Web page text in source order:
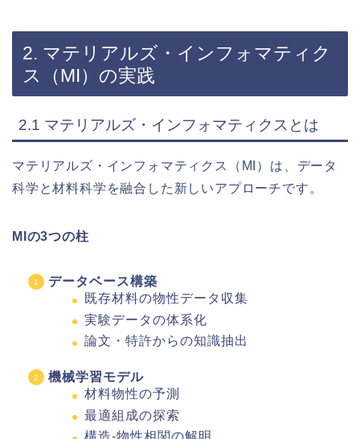
2. マテリアルズ・インフォマティク
ス（MI）の実践
2.1 マテリアルズ・インフォマティクスとは
マテリアルズ・インフォマティクス（MI）は、データ
科学と材料科学を融合した新しいアプローチです。
MIの3つの柱
データベース構築
既存材料の物性データ収集
実験データの体系化
論文・特許からの知識抽出
機械学習モデル
材料物性の予測
最適組成の探索